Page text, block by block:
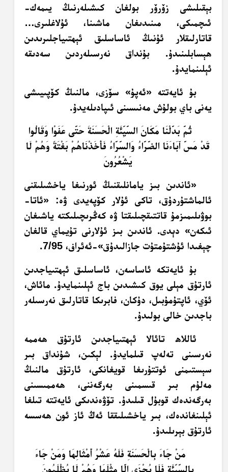
بېقىلىشى زۆرۆر بولغان كىشىلەرنىڭ يىمەك-
ئىچمىكى، مىنىدىغان ماشىنا، ئۇلاغلىرى…
قاتارلىقلار ئۇنىڭ ئاساسلىق ئېھتىياجلىرىدىن
ھېسابلىنىدۇ. بۇنداق نەرسىلەردىن سەدىقە
ئېلىنمايدۇ.
بۇ ئايەتتە «ئەپۇ» سۆزى، مالنىڭ كۆپىيىشى
يەنى باي بولۇش مەنىسىنى ئىپادىلەيدۇ.
ثُمَّ بَدَّلْنَا مَكَانَ السَّيِّئَةِ الْحَسَنَةَ حَتَّى عَفَوْا وَقَالُوا
قَدْ مَسَّ آَبَاءَنَا الضَّرَّاءُ وَالسَّرَّاءُ فَأَخَذْنَاهُمْ بَغْتَةً وَهُمْ لَا
يَشْعُرُونَ
«ئاندىن بىز يامانلىقنىڭ ئورنىغا ياخشىلىقنى
ئالماشتۇردۇق، تاكى ئۇلار كۆپەيدى ۋە: «ئاتا-
بوۋىلىمىزمۇ قاتتىقچىلىقتا ۋە كەڭرىچىلىكتە ياشىغان
ئىكەن» دېدى. ئاندىن بىز ئۇلارنى تۇيماي قالغان
چېغىدا ئۇشتۇمتۇت جازالىدۇق»-ئەئراف، 7/95.
بۇ ئايەتكە ئاساسەن، ئاساسلىق ئېھتىياجدىن
ئارتۇق مېلى يوق كىشىدىن باج ئېلىنمايدۇ. مائاش،
ئۆي، ئاپتۇمۇبىل، دۇكان، فابرىكا قاتارلىق نەرسىلەر
باجدىن خالى بولىدۇ.
ئاللاھ تائالا ئېھتىياجدىن ئارتۇق ھەممە
نەرسىنى تەلەپ قىلمايدۇ. لېكىن، شۇنداق بىر
سېستىمنى ئوتتۇرىغا قويغانكى، ئارتۇق مالنىڭ
مەلۇم بىر قىسمىنى بەرگەننى، ھەممىسىنى
بەرگەندەك قوبۇل قىلىدۇ. تۆۋەندىكى ئايەتتە تىلغا
ئېلىنغاندەك، بىر ياخشىلىققا ئەڭ ئاز ئون ھەسسە
ئارتۇق بېرىلىدۇ.
مَنْ جَاءَ بِالْحَسَنَةِ فَلَهُ عَشْرُ أَمْثَالِهَا وَمَنْ جَاءَ
بِالسَّيِّئَةِ فَلَا يُجْزَى إِلَّا مِثْلَهَا وَهُمْ لَا يُظْلَمُونَ